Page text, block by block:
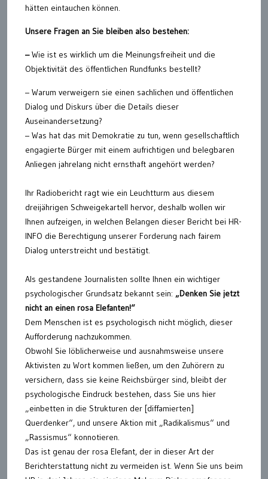
hätten eintauchen können.
Unsere Fragen an Sie bleiben also bestehen:
–Wie ist es wirklich um die Meinungsfreiheit und die
Objektivität des öffentlichen Rundfunks bestellt?
– Warum verweigern sie einen sachlichen und öffentlichen
Dialog und Diskurs über die Details dieser
Auseinandersetzung?
– Was hat das mit Demokratie zu tun, wenn gesellschaftlich
engagierte Bürger mit einem aufrichtigen und belegbaren
Anliegen jahrelang nicht ernsthaft angehört werden?
Ihr Radiobericht ragt wie ein Leuchtturm aus diesem
dreijährigen Schweigekartell hervor, deshalb wollen wir
Ihnen aufzeigen, in welchen Belangen dieser Bericht bei HR-
INFO die Berechtigung unserer Forderung nach fairem
Dialog unterstreicht und bestätigt.
Als gestandene Journalisten sollte Ihnen ein wichtiger
psychologischer Grundsatz bekannt sein: „Denken Sie jetzt
nicht an einen rosa Elefanten!“
Dem Menschen ist es psychologisch nicht möglich, dieser
Aufforderung nachzukommen.
Obwohl Sie löblicherweise und ausnahmsweise unsere
Aktivisten zu Wort kommen ließen, um den Zuhörern zu
versichern, dass sie keine Reichsbürger sind, bleibt der
psychologische Eindruck bestehen, dass Sie uns hier
„einbetten in die Strukturen der [diffamierten]
Querdenker“, und unsere Aktion mit „Radikalismus“ und
„Rassismus“ konnotieren.
Das ist genau der rosa Elefant, der in dieser Art der
Berichterstattung nicht zu vermeiden ist. Wenn Sie uns beim